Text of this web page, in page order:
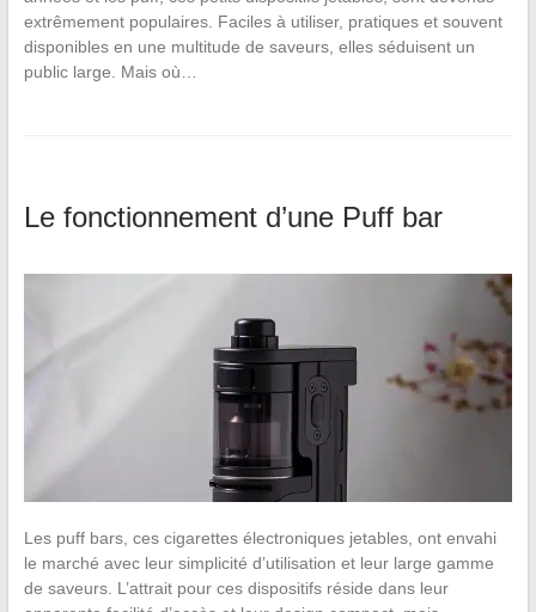
extrêmement populaires. Faciles à utiliser, pratiques et souvent
disponibles en une multitude de saveurs, elles séduisent un
public large. Mais où…
Le fonctionnement d’une Puff bar
Les puff bars, ces cigarettes électroniques jetables, ont envahi
le marché avec leur simplicité d’utilisation et leur large gamme
de saveurs. L’attrait pour ces dispositifs réside dans leur